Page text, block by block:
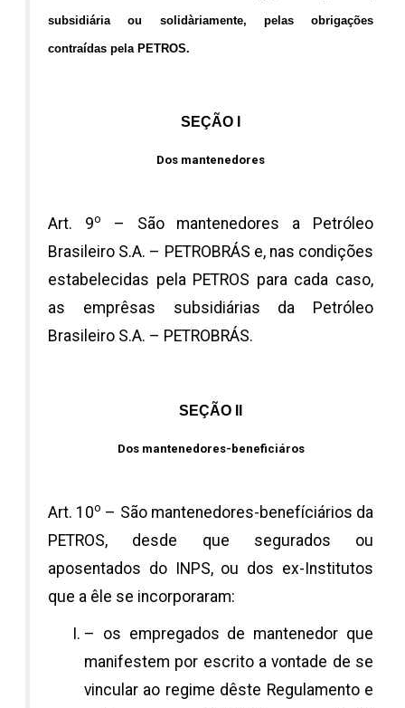
subsidiária ou solidàriamente, pelas obrigações
contraídas pela PETROS.
SEÇÃO I
Dos mantenedores
Art. 9o
– São mantenedores a Petróleo
Brasileiro S.A. – PETROBRÁS e, nas condições
estabelecidas pela PETROS para cada caso,
as emprêsas subsidiárias da Petróleo
Brasileiro S.A. – PETROBRÁS.
SEÇÃO II
Dos mantenedores-beneficiáros
Art. 10o – São mantenedores-benefíciários da
PETROS, desde que segurados ou
aposentados do INPS, ou dos ex-Institutos
que a êle se incorporaram:
– os empregados de mantenedor que
manifestem por escrito a vontade de se
vincular ao regime dêste Regulamento e